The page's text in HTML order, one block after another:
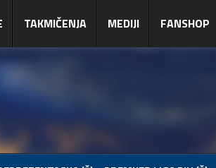
TAKMIČENJA MEDIJI FANSHOP